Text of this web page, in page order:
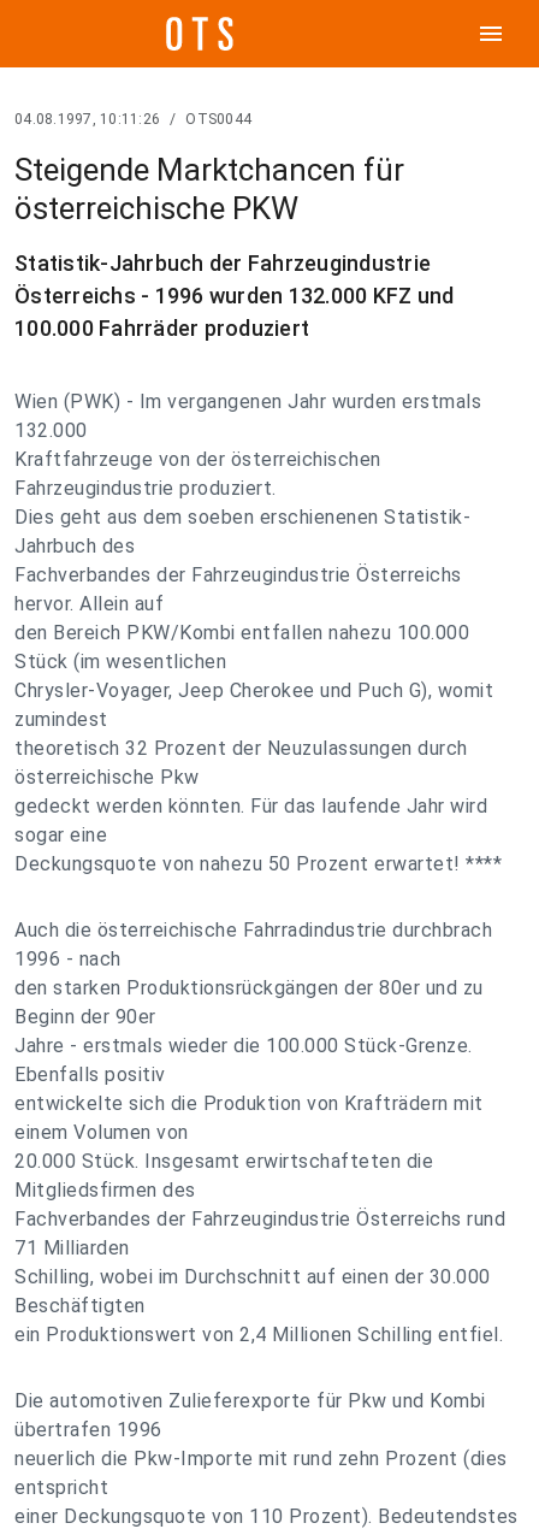
menu
04.08.1997, 10:11:26 / OTS0044
Steigende Marktchancen für
österreichische PKW
Statistik-Jahrbuch der Fahrzeugindustrie
Österreichs - 1996 wurden 132.000 KFZ und
100.000 Fahrräder produziert
Wien (PWK) - Im vergangenen Jahr wurden erstmals
132.000
Kraftfahrzeuge von der österreichischen
Fahrzeugindustrie produziert.
Dies geht aus dem soeben erschienenen Statistik-
Jahrbuch des
Fachverbandes der Fahrzeugindustrie Österreichs
hervor. Allein auf
den Bereich PKW/Kombi entfallen nahezu 100.000
Stück (im wesentlichen
Chrysler-Voyager, Jeep Cherokee und Puch G), womit
zumindest
theoretisch 32 Prozent der Neuzulassungen durch
österreichische Pkw
gedeckt werden könnten. Für das laufende Jahr wird
sogar eine
Deckungsquote von nahezu 50 Prozent erwartet! ****
Auch die österreichische Fahrradindustrie durchbrach
1996 - nach
den starken Produktionsrückgängen der 80er und zu
Beginn der 90er
Jahre - erstmals wieder die 100.000 Stück-Grenze.
Ebenfalls positiv
entwickelte sich die Produktion von Krafträdern mit
einem Volumen von
20.000 Stück. Insgesamt erwirtschafteten die
Mitgliedsfirmen des
Fachverbandes der Fahrzeugindustrie Österreichs rund
71 Milliarden
Schilling, wobei im Durchschnitt auf einen der 30.000
Beschäftigten
ein Produktionswert von 2,4 Millionen Schilling entfiel.
Die automotiven Zulieferexporte für Pkw und Kombi
übertrafen 1996
neuerlich die Pkw-Importe mit rund zehn Prozent (dies
entspricht
einer Deckungsquote von 110 Prozent). Bedeutendstes